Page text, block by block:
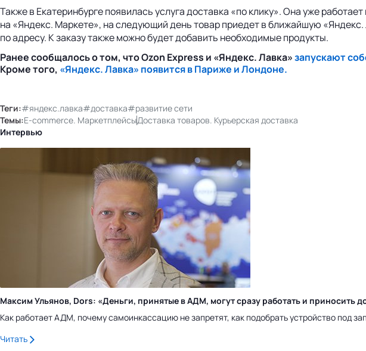
Также в Екатеринбурге появилась услуга доставка «по клику». Она уже
на «Яндекс. Маркете», на следующий день товар приедет в ближайшую
по адресу. К заказу также можно будет добавить необходимые продукты.
Ранее сообщалось о том, что Ozon Express и «Яндекс. Лавка»запускают
Кроме того, «Яндекс. Лавка» появится в Париже и Лондоне.
Теги:#яндекс.лавка#доставка#развитие сети
Темы:E-commerce. МаркетплейсыДоставка товаров. Курьерская доставка
Интервью
Максим Ульянов, Dors: «Деньги, принятые в АДМ, могут сразу работать и приносить
Как работает АДМ, почему самоинкассацию не запретят, как подобрать устройство под
Читать